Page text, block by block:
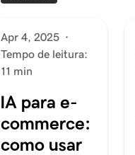
Apr 4, 2025 ·
Tempo de leitura:
11 min
IA para e-
commerce:
como usar